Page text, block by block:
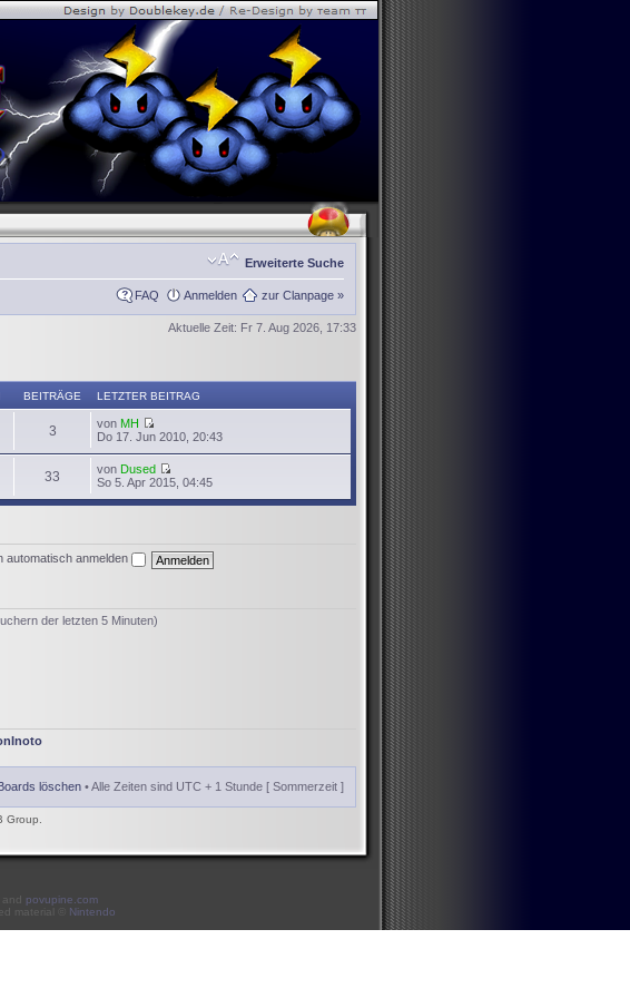
Erweiterte Suche
FAQ Anmelden zur Clanpage »
Aktuelle Zeit: Fr 7. Aug 2026, 17:33
BEITRÄGE LETZTER BEITRAG
3 von MH
Do 17. Jun 2010, 20:43
33 von Dused
So 5. Apr 2015, 04:45
automatisch anmelden
der letzten 5 Minuten)
löschen • Alle Zeiten sind UTC + 1 Stunde [ Sommerzeit ]
and povupine.com
material © Nintendo